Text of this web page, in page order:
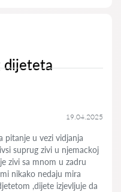
dijeteta
19.04.2025
pitanje u vezi vidjanja
suprug zivi u njemackoj
zivi sa mnom u zadru
nikako nedaju mira
,dijete izjevljuje da